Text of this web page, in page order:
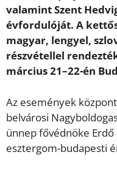
valamint Szent
évfordulóját. A
magyar, lengyel,
részvétellel
március 21–22-én
Az események
belvárosi
ünnep fővédnöke
esztergom-budapesti